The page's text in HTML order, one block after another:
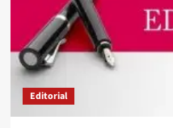
Editorial